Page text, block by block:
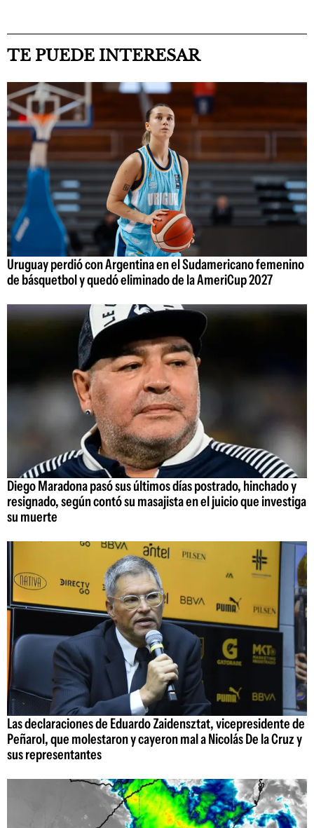
TE PUEDE INTERESAR
Uruguay perdió con Argentina en el Sudamericano femenino
de básquetbol y quedó eliminado de la AmeriCup 2027
Diego Maradona pasó sus últimos días postrado, hinchado y
resignado, según contó su masajista en el juicio que investiga
su muerte
Las declaraciones de Eduardo Zaidensztat, vicepresidente de
Peñarol, que molestaron y cayeron mal a Nicolás De la Cruz y
sus representantes